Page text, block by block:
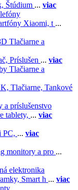
Štúdium ... viac
Xiaomi, t ...
Tlačiarne a
Príslušen ... viac
Tlačiarne a
Tlačiarne, Tankové
a príslušenstvo
tablety, ... viac
PC, ... viac
monitory a pro ...
elektronika
Smart h ... viac